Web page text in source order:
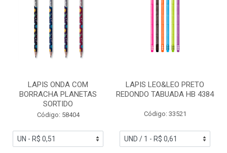
LAPIS ONDA COM
BORRACHA PLANETAS
SORTIDO
Código: 58404
LAPIS LEO&LEO PRETO
REDONDO TABUADA HB 4384
Código: 33521